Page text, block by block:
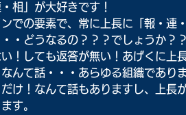
相」が大好きです！
での要素で、常に上長に「報・連
・どうなるの？？？でしょうか？？
！しても返答が無い！あげくに上
んて話・・・あらゆる組織でありま
け！なんて話もありますし、上長
す。